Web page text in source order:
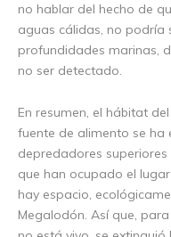
no hablar del hecho de
aguas cálidas, no podría
profundidades marinas,
no ser detectado.
En resumen, el hábitat
fuente de alimento se ha
depredadores
que han ocupado el
hay espacio,
Megalodón. Así que,